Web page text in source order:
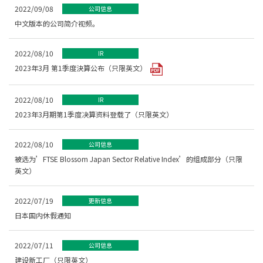
2022/09/08 公司信息
中文版本的公司简介视频。
2022/08/10 IR
2023年3月 第1季度決算公布（只限英文）
2022/08/10 IR
2023年3月期第1季度决算资料登载了（只限英文）
2022/08/10 公司信息
被选为’FTSE Blossom Japan Sector Relative Index’的组成部分（只限
英文）
2022/07/19 更新信息
日本国内休假通知
2022/07/11 公司信息
建设新工厂（只限英文）